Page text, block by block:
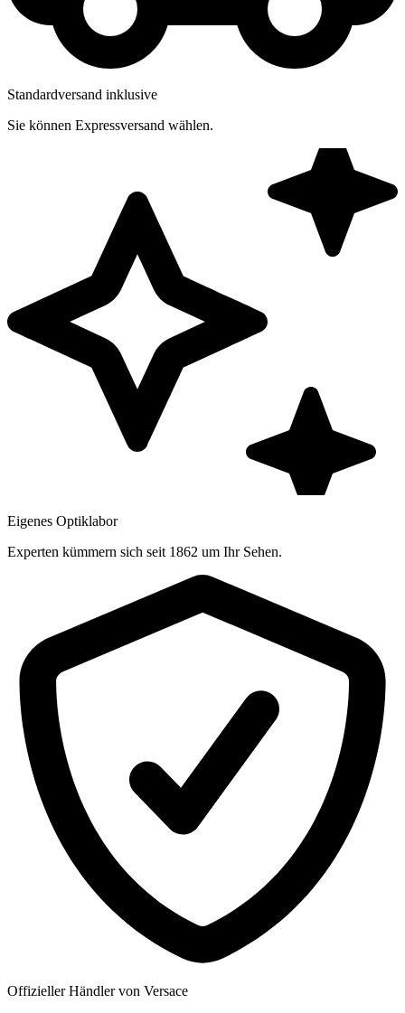
Standardversand inklusive
Sie können Expressversand wählen.
Eigenes Optiklabor
Experten kümmern sich seit 1862 um Ihr Sehen.
Offizieller Händler von Versace